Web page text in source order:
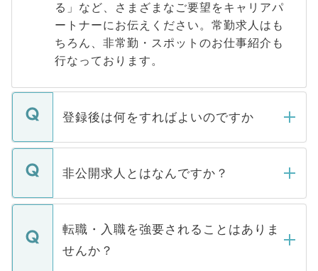
る」など、さまざまなご要望をキャリアパ
ートナーにお伝えください。常勤求人はも
ちろん、非常勤・スポットのお仕事紹介も
行なっております。
登録後は何をすればよいのですか
ご登録いただきましたら、弊社担当者がご
登録内容を確認し、その後メールもしくは
ます。通常、5営業日以内にはご連絡をせて
いただきますので、しばらくお待ちくださ
非公開求人とはなんですか？
マイナビDOCTORで取り扱っている求人の
うち約3割は、Webサイトからご覧いただ
けない「非公開求人」です。非公開求人は
下記の理由によって、一般には公開してい
転職・入職を強要されることはありま
せんか？